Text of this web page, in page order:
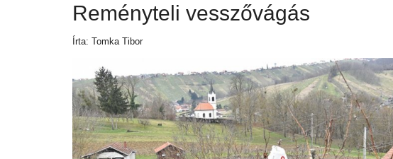
Reményteli vesszővágás
Írta: Tomka Tibor